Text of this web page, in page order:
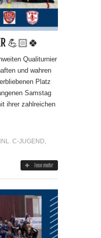
💪🏻🍀
Qualiturnier
und wahren
Platz
Samstag
ihrer zahlreichen
C-JUGEND,
lese mehr